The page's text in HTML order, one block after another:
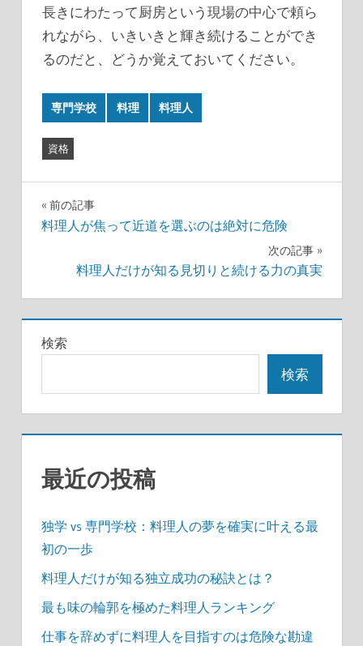
長きにわたって厨房という現場の中心で頼ら
れながら、いきいきと輝き続けることができ
るのだと、どうか覚えておいてください。
専門学校 料理 料理人
資格
投
稿
ビ
ゲ
シ
ョ
ン
前の記事
料理人が焦って近道を選ぶのは絶対に危険
次の記事
料理人だけが知る見切りと続ける力の真実
検索
検索
最近の投稿
独学 vs 専門学校：料理人の夢を確実に叶える最
初の一歩
料理人だけが知る独立成功の秘訣とは？
最も味の輪郭を極めた料理人ランキング
仕事を辞めずに料理人を目指すのは危険な勘違